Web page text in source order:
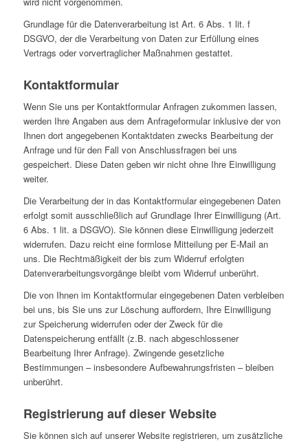
Grundlage für die Datenverarbeitung ist Art. 6 Abs. 1 lit. f
DSGVO, der die Verarbeitung von Daten zur Erfüllung eines
Vertrags oder vorvertraglicher Maßnahmen gestattet.
Kontaktformular
Wenn Sie uns per Kontaktformular Anfragen zukommen lassen,
werden Ihre Angaben aus dem Anfrageformular inklusive der von
Ihnen dort angegebenen Kontaktdaten zwecks Bearbeitung der
Anfrage und für den Fall von Anschlussfragen bei uns
gespeichert. Diese Daten geben wir nicht ohne Ihre Einwilligung
weiter.
Die Verarbeitung der in das Kontaktformular eingegebenen Daten
erfolgt somit ausschließlich auf Grundlage Ihrer Einwilligung (Art.
6 Abs. 1 lit. a DSGVO). Sie können diese Einwilligung jederzeit
widerrufen. Dazu reicht eine formlose Mitteilung per E-Mail an
uns. Die Rechtmäßigkeit der bis zum Widerruf erfolgten
Datenverarbeitungsvorgänge bleibt vom Widerruf unberührt.
Die von Ihnen im Kontaktformular eingegebenen Daten verbleiben
bei uns, bis Sie uns zur Löschung auffordern, Ihre Einwilligung
zur Speicherung widerrufen oder der Zweck für die
Datenspeicherung entfällt (z.B. nach abgeschlossener
Bearbeitung Ihrer Anfrage). Zwingende gesetzliche
Bestimmungen – insbesondere Aufbewahrungsfristen – bleiben
unberührt.
Registrierung auf dieser Website
Sie können sich auf unserer Website registrieren, um zusätzliche